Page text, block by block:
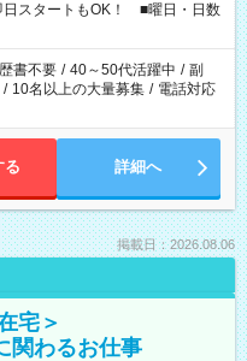
スタートもOK！ ■曜日・日数
書不要 / 40～50代活躍中 / 副
/ 10名以上の大量募集 / 電話対応
る 詳細へ
掲載日：2026.08.06
宅＞
関わるお仕事